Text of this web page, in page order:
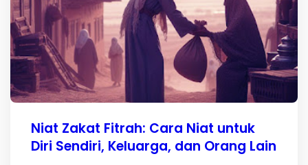
Niat Zakat Fitrah: Cara Niat untuk
Diri Sendiri, Keluarga, dan Orang Lain